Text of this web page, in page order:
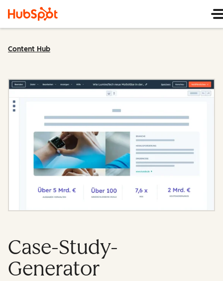
Content Hub
Case-Study-
Generator